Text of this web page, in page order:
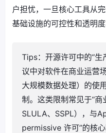
户担忧，一旦核心工具从
基础设施的可控性和透明度
Tips：开源许可中的“生
议中对软件在商业运营
大规模数据处理）的使
制。这类限制常见于“商
SLULA、SSPL），与
permissive 许可”的核